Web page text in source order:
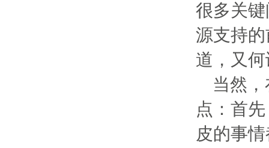
很多关
源支持
道，又
当然
点：首
皮的事